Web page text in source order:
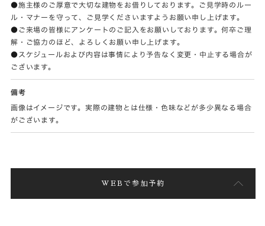
●施主様のご厚意で大切な建物をお借りしております。ご見学時のルー
ル・マナーを守って、ご見学くださいますようお願い申し上げます。
●ご来場の皆様にアンケートのご記入をお願いしております。何卒ご理
解・ご協力のほど、よろしくお願い申し上げます。
●スケジュールおよび内容は事情により予告なく変更・中止する場合が
ございます。
備考
画像はイメージです。実際の建物とは仕様・色味などが多少異なる場合
がございます。
WEBで参加予約